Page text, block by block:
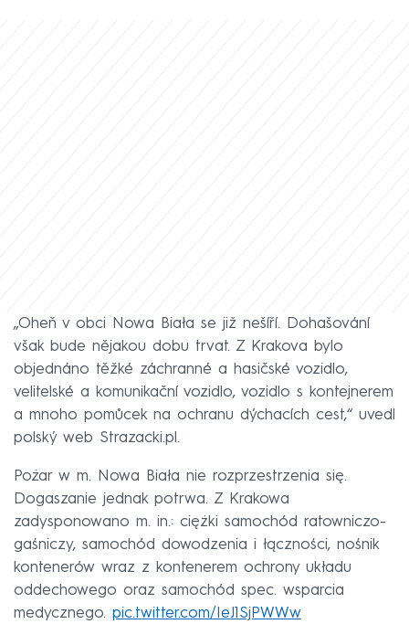
„Oheň v obci Nowa Biała se již nešíří. Dohašování
však bude nějakou dobu trvat. Z Krakova bylo
objednáno těžké záchranné a hasičské vozidlo,
velitelské a komunikační vozidlo, vozidlo s kontejnerem
a mnoho pomůcek na ochranu dýchacích cest,“ uvedl
polský web Strazacki.pl.
Pożar w m. Nowa Biała nie rozprzestrzenia się.
Dogaszanie jednak potrwa. Z Krakowa
zadysponowano m. in.: ciężki samochód ratowniczo-
gaśniczy, samochód dowodzenia i łączności, nośnik
kontenerów wraz z kontenerem ochrony układu
oddechowego oraz samochód spec. wsparcia
medycznego. pic.twitter.com/IeJ1SjPWWw